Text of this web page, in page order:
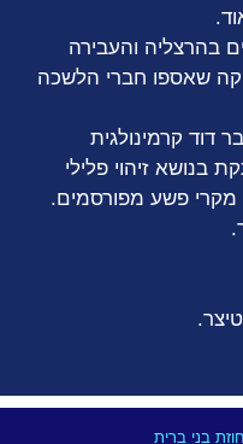
בהרצליה והעבירה
שאספו חברי הלשכה
דוד קרמינולגית
בנושא זיהוי פלילי
מקרי פשע מפורסמים.
בני ברית